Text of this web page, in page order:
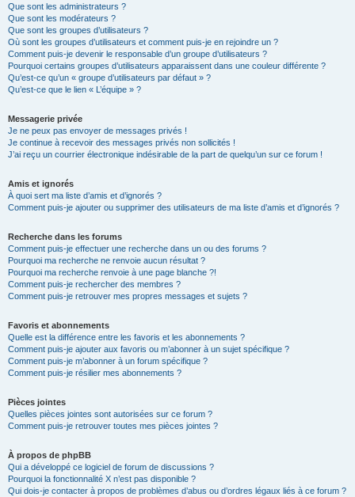
Que sont les administrateurs ?
Que sont les modérateurs ?
Que sont les groupes d’utilisateurs ?
Où sont les groupes d’utilisateurs et comment puis-je en rejoindre un ?
Comment puis-je devenir le responsable d’un groupe d’utilisateurs ?
Pourquoi certains groupes d’utilisateurs apparaissent dans une couleur différente ?
Qu’est-ce qu’un « groupe d’utilisateurs par défaut » ?
Qu’est-ce que le lien « L’équipe » ?
Messagerie privée
Je ne peux pas envoyer de messages privés !
Je continue à recevoir des messages privés non sollicités !
J’ai reçu un courrier électronique indésirable de la part de quelqu’un sur ce forum !
Amis et ignorés
À quoi sert ma liste d’amis et d’ignorés ?
Comment puis-je ajouter ou supprimer des utilisateurs de ma liste d’amis et d’ignorés ?
Recherche dans les forums
Comment puis-je effectuer une recherche dans un ou des forums ?
Pourquoi ma recherche ne renvoie aucun résultat ?
Pourquoi ma recherche renvoie à une page blanche ?!
Comment puis-je rechercher des membres ?
Comment puis-je retrouver mes propres messages et sujets ?
Favoris et abonnements
Quelle est la différence entre les favoris et les abonnements ?
Comment puis-je ajouter aux favoris ou m’abonner à un sujet spécifique ?
Comment puis-je m’abonner à un forum spécifique ?
Comment puis-je résilier mes abonnements ?
Pièces jointes
Quelles pièces jointes sont autorisées sur ce forum ?
Comment puis-je retrouver toutes mes pièces jointes ?
À propos de phpBB
Qui a développé ce logiciel de forum de discussions ?
Pourquoi la fonctionnalité X n’est pas disponible ?
Qui dois-je contacter à propos de problèmes d’abus ou d’ordres légaux liés à ce forum ?